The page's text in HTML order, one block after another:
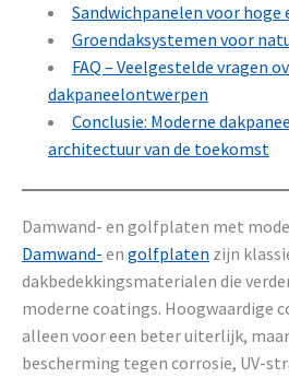
Sandwichpanelen voor
Groendaksystemen voor
FAQ – Veelgestelde vragen
dakpaneelontwerpen
Conclusie: Moderne
architectuur van de toekomst
Damwand- en golfplaten met
Damwand- en golfplaten zijn
dakbedekkingsmaterialen die
moderne coatings. Hoogwaardige
alleen voor een beter uiterlijk,
bescherming tegen corrosie, UV-